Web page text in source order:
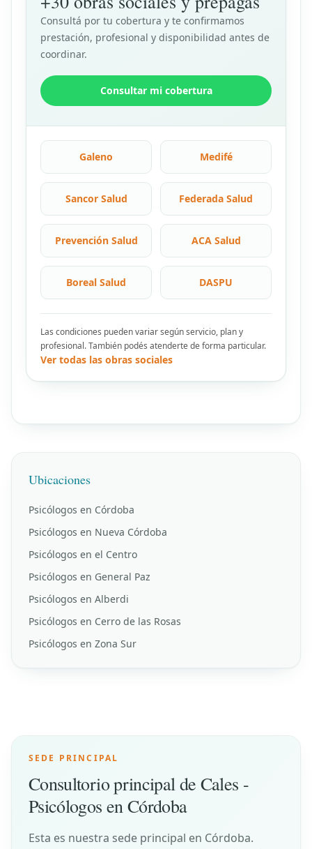
Consultá por tu cobertura y te confirmamos
prestación, profesional y disponibilidad antes de
coordinar.
Consultar mi cobertura
Galeno Medifé
Sancor Salud Federada Salud
Prevención Salud ACA Salud
Boreal Salud DASPU
Las condiciones pueden variar según servicio, plan y
profesional. También podés atenderte de forma particular.
Ver todas las obras sociales
Ubicaciones
Psicólogos en Córdoba
Psicólogos en Nueva Córdoba
Psicólogos en el Centro
Psicólogos en General Paz
Psicólogos en Alberdi
Psicólogos en Cerro de las Rosas
Psicólogos en Zona Sur
SEDE PRINCIPAL
Consultorio principal de Cales -
Psicólogos en Córdoba
Esta es nuestra sede principal en Córdoba.